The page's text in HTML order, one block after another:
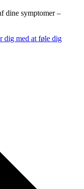
dine symptomer –
dig med at føle dig